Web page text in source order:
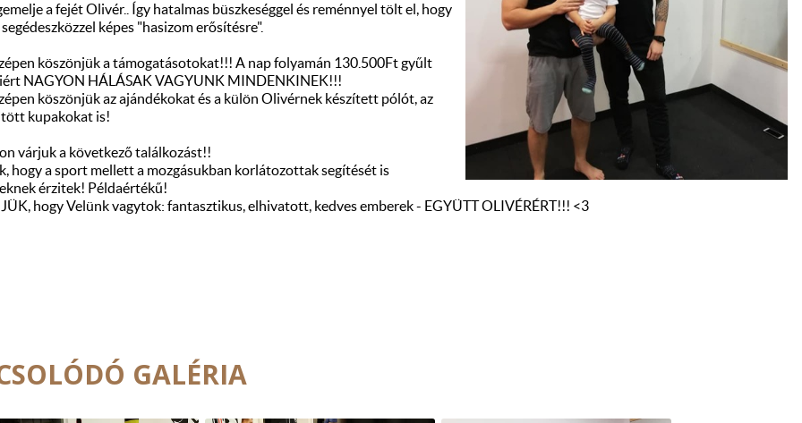
a fejét Olivér.. Így hatalmas büszkeséggel és reménnyel tölt el, hogy
képes "hasizom erősítésre".
köszönjük a támogatásotokat!!! A nap folyamán 130.500Ft gyűlt
NAGYON HÁLÁSAK VAGYUNK MINDENKINEK!!!
köszönjük az ajándékokat és a külön Olivérnek készített pólót, az
kupakokat is!
várjuk a következő találkozást!!
hogy a sport mellett a mozgásukban korlátozottak segítését is
érzitek! Példaértékű!
hogy Velünk vagytok: fantasztikus, elhivatott, kedves emberek - EGYÜTT OLIVÉRÉRT!!! <3
GALÉRIA